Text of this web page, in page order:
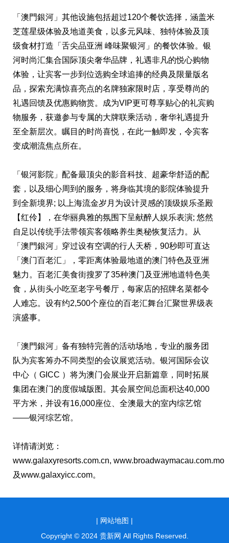
「澳門銀河」其他设施包括超过120个餐饮选择，涵盖米
芝莲星级体验及地道美食，以多元风味、独特体验及顶
级食材打造「舌尖品亚洲 峰味聚银河」的餐饮体验。银
河时尚汇集合国际顶尖奢华品牌，礼遇非凡的悦心购物
体验，让宾客一步到位选购全球追捧的经典及限量版名
品，探索充满惊喜亮点的名牌独家限时店，享受尊尚的
礼遇回馈及优惠购物赏。成为VIP更可尊享贴心的礼宾购
物服务，获邀参与专属的大牌联乘活动，奢华礼遇提升
至全新层次。瞩目的时尚喜悦，在此一触即发，令宾客
变成潮流焦点所在。
「银河影院」配备最顶尖的影音科技、超豪华舒适的配
套，以及细心周到的服务，将身临其境的影院体验提升
到全新境界; 以上海流金岁月为设计灵感的顶级娱乐圣殿
【红伶】，在华丽典雅的氛围下呈献醉人娱乐表演; 悠然
自足以传统手法带领宾客领略养生奥秘恢复活力。从
「澳門銀河」穿过设有空调的行人天桥，90秒即可直达
「澳门百老汇」，零距离体验最地道的澳门特色及亚洲
魅力。百老汇美食街搜罗了35种澳门及亚洲地道特色美
食，从街头小吃至老字号餐厅，每家店的招牌名菜都令
人难忘。设有约2,500个座位的百老汇舞台汇聚世界级表
演盛事。
「澳門銀河」备有独特完善的活动场地，专业的服务团
队为宾客筹办不同类型的会议展览活动。银河国际会议
中心（ GICC ）将为澳门会展业开启新篇章，同时拓展
集团在澳门的度假城版图。其会展空间总面积达40,000
平方米，并设有16,000座位、全澳最大的室内综艺馆
——银河综艺馆。
详情请浏览：
www.galaxyresorts.com.cn, www.broadwaymacau.com.mo
及www.galaxyicc.com。
| 网站地图 |
Copyright © 2024 贵新网 All Rights Reserved.